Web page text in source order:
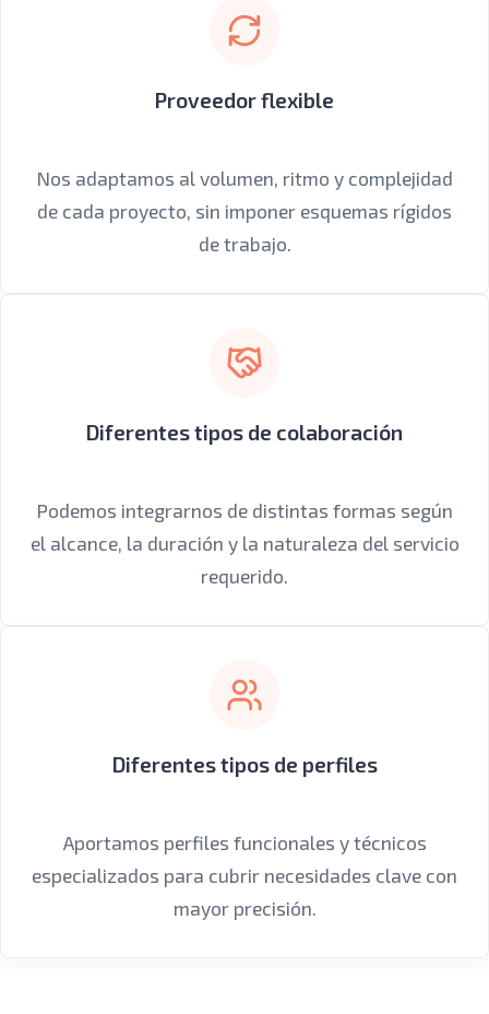
Proveedor flexible
Nos adaptamos al volumen, ritmo y complejidad
de cada proyecto, sin imponer esquemas rígidos
de trabajo.
Diferentes tipos de colaboración
Podemos integrarnos de distintas formas según
el alcance, la duración y la naturaleza del servicio
requerido.
Diferentes tipos de perfiles
Aportamos perfiles funcionales y técnicos
especializados para cubrir necesidades clave con
mayor precisión.